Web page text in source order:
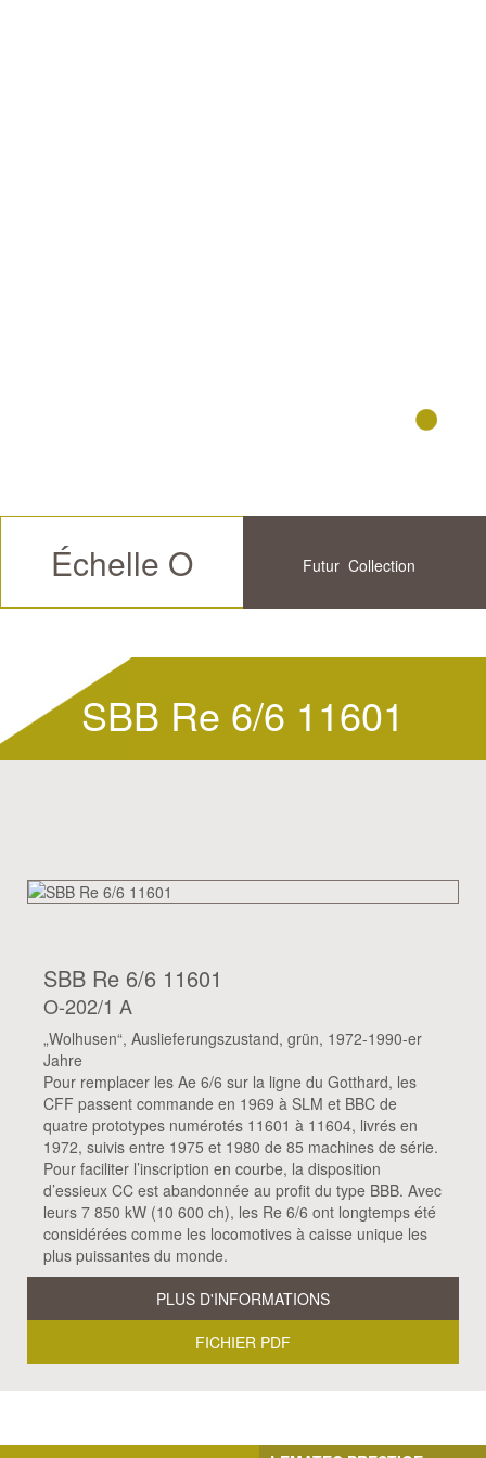
Échelle O Futur Collection
SBB Re 6/6 11601
SBB Re 6/6 11601
O-202/1 A
„Wolhusen“, Auslieferungszustand, grün, 1972-1990-er
Jahre
Pour remplacer les Ae 6/6 sur la ligne du Gotthard, les
CFF passent commande en 1969 à SLM et BBC de
quatre prototypes numérotés 11601 à 11604, livrés en
1972, suivis entre 1975 et 1980 de 85 machines de série.
Pour faciliter l’inscription en courbe, la disposition
d’essieux CC est abandonnée au profit du type BBB. Avec
leurs 7 850 kW (10 600 ch), les Re 6/6 ont longtemps été
considérées comme les locomotives à caisse unique les
plus puissantes du monde.
PLUS D'INFORMATIONS
FICHIER PDF